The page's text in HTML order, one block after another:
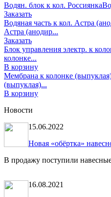
Водян. блок к кол. Россиянка
Заказать
Водяная часть к кол. Астра
Астра (анодир...
Заказать
Блок управления электр. к
колонке...
В корзину
Мембрана к колонке
(выпуклая)...
В корзину
Новости
15.06.2022
Новая «обёртка»
В продажу поступили
16.08.2021